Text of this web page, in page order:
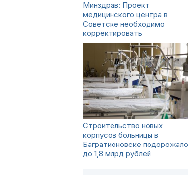
Минздрав: Проект
медицинского центра в
Советске необходимо
корректировать
Строительство новых
корпусов больницы в
Багратионовске подорожало
до 1,8 млрд рублей